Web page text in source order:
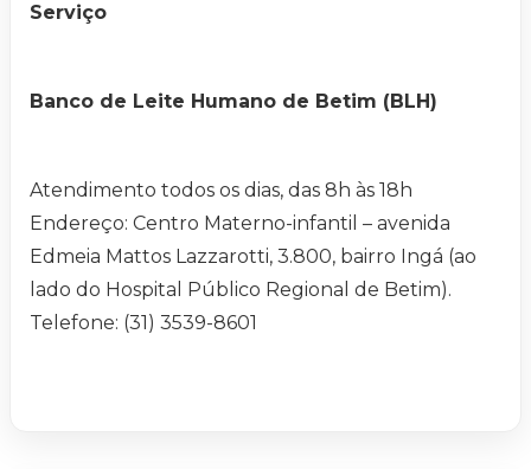
Serviço
Banco de Leite Humano de Betim (BLH)
Atendimento todos os dias, das 8h às 18h
Endereço: Centro Materno-infantil – avenida
Edmeia Mattos Lazzarotti, 3.800, bairro Ingá (ao
lado do Hospital Público Regional de Betim).
Telefone: (31) 3539-8601